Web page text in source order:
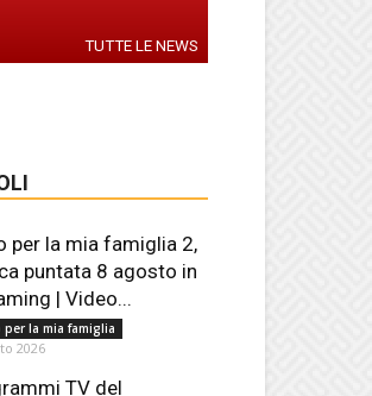
TUTTE LE NEWS
per la mia famiglia 2,
puntata 8 agosto in
| Video...
la mia famiglia
2026
TV del